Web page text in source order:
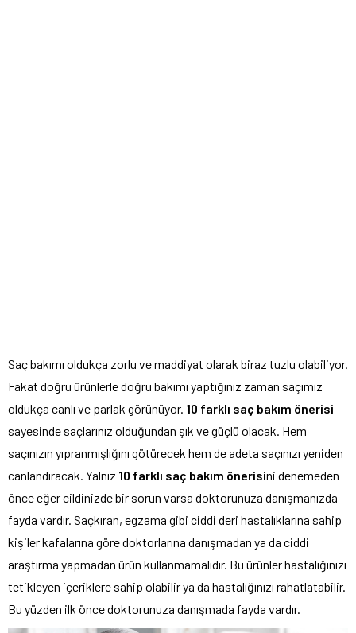
Saç bakımı oldukça zorlu ve maddiyat olarak biraz tuzlu olabiliyor.
Fakat doğru ürünlerle doğru bakımı yaptığınız zaman saçımız
oldukça canlı ve parlak görünüyor. 10 farklı saç bakım önerisi
sayesinde saçlarınız olduğundan şık ve güçlü olacak. Hem
saçınızın yıpranmışlığını götürecek hem de adeta saçınızı yeniden
canlandıracak. Yalnız 10 farklı saç bakım önerisini denemeden
önce eğer cildinizde bir sorun varsa doktorunuza danışmanızda
fayda vardır. Saçkıran, egzama gibi ciddi deri hastalıklarına sahip
kişiler kafalarına göre doktorlarına danışmadan ya da ciddi
araştırma yapmadan ürün kullanmamalıdır. Bu ürünler hastalığınızı
tetikleyen içeriklere sahip olabilir ya da hastalığınızı rahatlatabilir.
Bu yüzden ilk önce doktorunuza danışmada fayda vardır.